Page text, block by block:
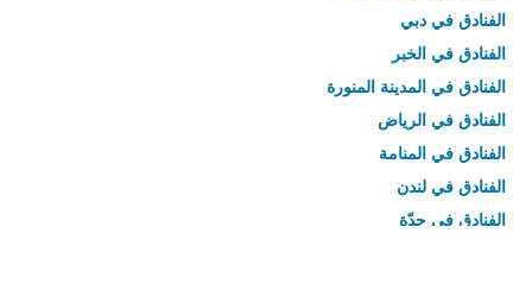
الفنادق في دبي
الفنادق في الخبر
الفنادق في المدينة المنورة
الفنادق في الرياض
الفنادق في المنامة
الفنادق في لندن
الفنادق في جدّة